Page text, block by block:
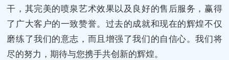
干，其完美的喷泉艺术效果以及良好的售后服务，赢得
了广大客户的一致赞誉。过去的成就和现在的辉煌不仅
磨练了我们的意志，而且增强了我们的自信心。我们将
尽的努力，期待与您携手共创新的辉煌。